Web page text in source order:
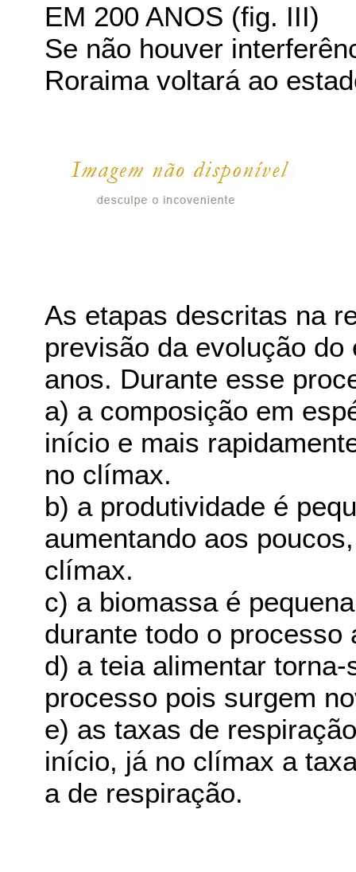
EM 200 ANOS (fig. III)
Se não houver
Roraima voltará ao
As etapas descritas na
previsão da evolução
anos. Durante esse
a) a composição em
início e mais
no clímax.
b) a produtividade é
aumentando aos
clímax.
c) a biomassa é
durante todo o
d) a teia alimentar
processo pois surgem
e) as taxas de
início, já no clímax a
a de respiração.